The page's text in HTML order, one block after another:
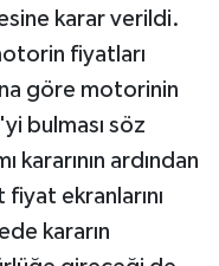
karar verildi.
fiyatları
göre motorinin
bulması söz
kararının ardından
ekranlarını
kararın